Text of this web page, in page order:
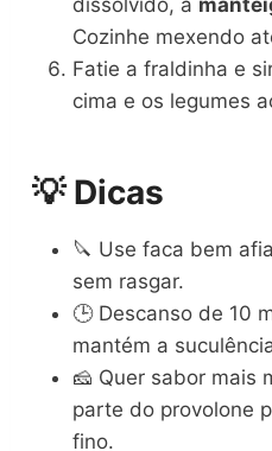
Cozinhe mexendo
Fatie a fraldinha e
cima e os legumes
💡 Dicas
🔪 Use faca bem
sem rasgar.
🕒 Descanso de 10
mantém a
🧀 Quer sabor mais
parte do provolone
fino.